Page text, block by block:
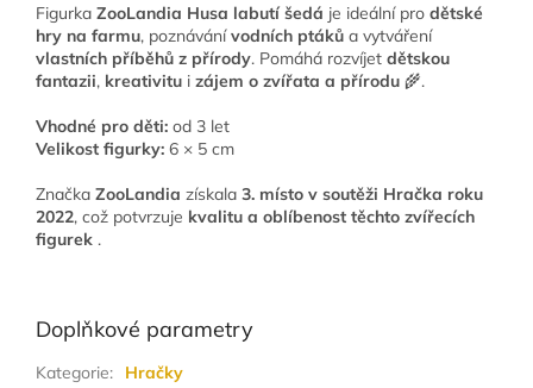
Figurka ZooLandia Husa labutí šedá je ideální pro dětské
hry na farmu, poznávánívodních ptáků a vytváření
vlastních příběhů z přírody. Pomáhá rozvíjet dětskou
fantazii, kreativitu i zájem o zvířata a přírodu 🌾.
Vhodné pro děti: od 3 let
Velikost figurky: 6 × 5 cm
Značka ZooLandia získala 3. místo v soutěži Hračka roku
2022, což potvrzuje kvalitu a oblíbenost těchto zvířecích
figurek .
Doplňkové parametry
Kategorie:
Hračky